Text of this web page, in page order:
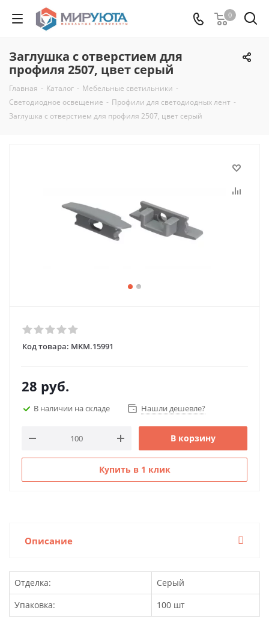
0
Заглушка с отверстием для
профиля 2507, цвет серый
Главная - Каталог - Мебельные светильники -
Светодиодное освещение - Профили для светодиодных лент -
Заглушка с отверстием для профиля 2507, цвет серый
Код товара: MKM.15991
28 руб.
В наличии на складе Нашли дешевле?
В корзину
Купить в 1 клик
Описание
Отделка:
Серый
Упаковка:
100 шт